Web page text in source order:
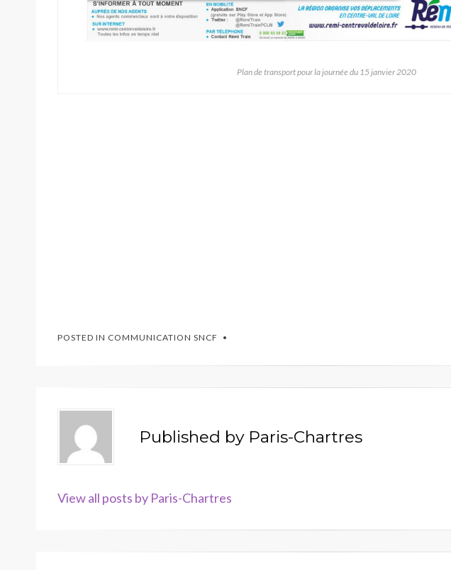
Plan de transport pour la journée du 15 janvier 2020
POSTED IN COMMUNICATION SNCF
Published by Paris-Chartres
View all posts by Paris-Chartres